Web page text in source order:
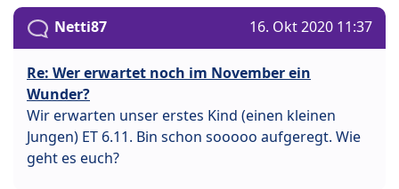
Netti87 16. Okt 2020 11:37
Re: Wer erwartet noch im November ein
Wunder?
Wir erwarten unser erstes Kind (einen kleinen
Jungen) ET 6.11. Bin schon sooooo aufgeregt. Wie
geht es euch?